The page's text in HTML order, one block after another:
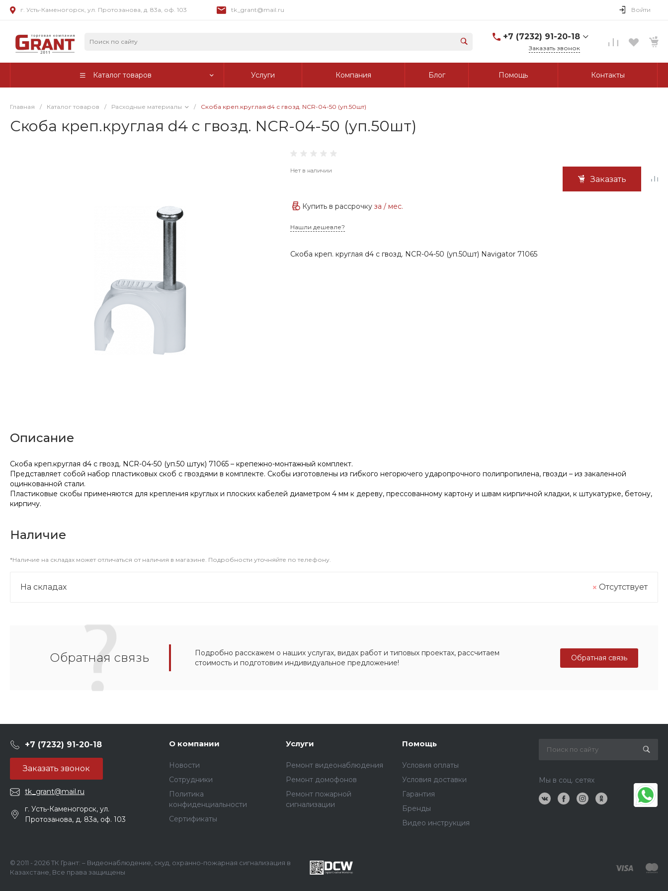
г. Усть-Каменогорск, ул. Протозанова, д. 83а, оф. 103 tk_grant@mail.ru Войти
+7 (7232) 91-20-18
г. Усть-Каменогорск, ул.
Заказать звонок
Каталог товаров Услуги Компания Блог Помощь Контакты
Главная / Каталог товаров / Расходные материалы / Скоба креп.круглая d4 с гвозд. NCR-04-50 (уп.50шт)
Скоба креп.круглая d4 с гвозд. NCR-04-50 (уп.50шт)
Нет в наличии
Заказать
Купить в рассрочкуза/ мес.
Нашли дешевле?
Скоба креп. круглая d4 с гвозд. NCR-04-50 (уп.50шт) Navigator 71065
Описание
Скоба креп.круглая d4 с гвозд. NCR-04-50 (уп.50 штук) 71065 – крепежно-монтажный комплект.
Представляет собой набор пластиковых скоб с гвоздями в комплекте. Скобы изготовлены из гибкого негорючего ударопрочного полипропилена, гвозди – из закаленной
оцинкованной стали.
Пластиковые скобы применяются для крепления круглых и плоских кабелей диаметром 4 мм к дереву, прессованному картону и швам кирпичной кладки, к штукатурке, бетону,
кирпичу.
Наличие
*Наличие на складах может отличаться от наличия в магазине. Подробности уточняйте по телефону.
На складах Отсутствует
Обратная связь
Подробно расскажем о наших услугах, видах работ и типовых проектах, рассчитаем
стоимость и подготовим индивидуальное предложение!
Обратная связь
+7 (7232) 91-20-18
Заказать звонок
tk_grant@mail.ru
г. Усть-Каменогорск, ул.
Протозанова, д. 83а, оф. 103
О компании
Новости
Сотрудники
Политика
конфиденциальности
Сертификаты
Услуги
Ремонт видеонаблюдения
Ремонт домофонов
Ремонт пожарной
сигнализации
Помощь
Условия оплаты
Условия доставки
Гарантия
Бренды
Видео инструкция
Мы в соц. сетях
© 2011 - 2026 ТК Грант: – Видеонаблюдение, скуд, охранно-пожарная сигнализация в
Казахстане, Все права защищены